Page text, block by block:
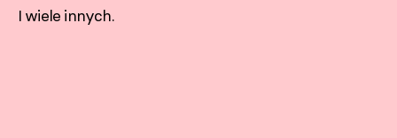
I wiele innych.